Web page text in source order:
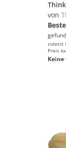
von
zuletzt
Preis